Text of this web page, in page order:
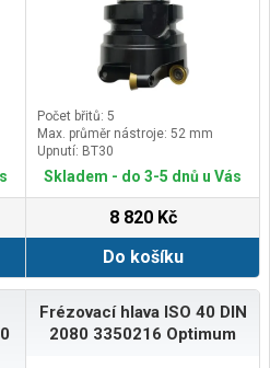
Počet břitů: 5
Max. průměr nástroje: 52 mm
Upnutí: BT30
Skladem - do 3-5 dnů u Vás
8 820 Kč
Do košíku
Frézovací hlava ISO 40 DIN
2080 3350216 Optimum